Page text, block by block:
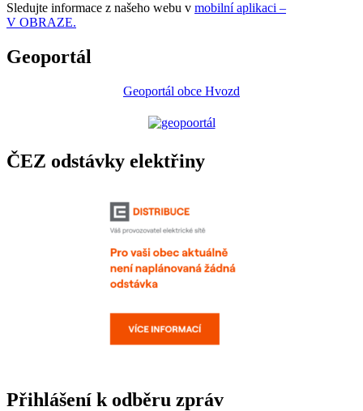
Sledujte informace z našeho webu v mobilní aplikaci –
V OBRAZE.
Geoportál
Geoportál obce Hvozd
ČEZ odstávky elektřiny
Přihlášení k odběru zpráv